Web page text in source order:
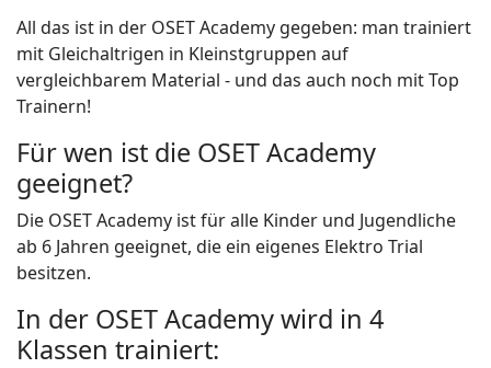
All das ist in der OSET Academy gegeben: man trainiert
mit Gleichaltrigen in Kleinstgruppen auf
vergleichbarem Material - und das auch noch mit Top
Trainern!
Für wen ist die OSET Academy
geeignet?
Die OSET Academy ist für alle Kinder und Jugendliche
ab 6 Jahren geeignet, die ein eigenes Elektro Trial
besitzen.
In der OSET Academy wird in 4
Klassen trainiert: